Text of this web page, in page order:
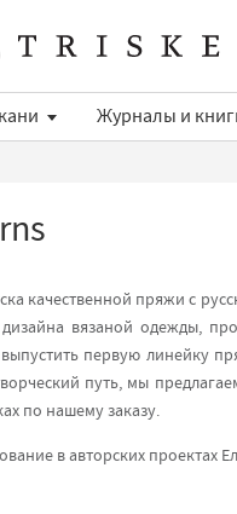
Журналы и
качественной пряжи с
вязаной одежды,
первую линейку
путь, мы
по нашему заказу.
в авторских